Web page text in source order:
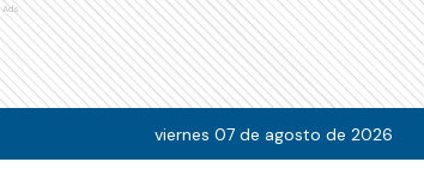
Ads
viernes 07 de agosto de 2026